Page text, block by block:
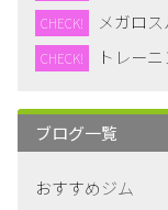
CHECK! メガロ
CHECK! トレー
ブログ一覧
おすすめジム